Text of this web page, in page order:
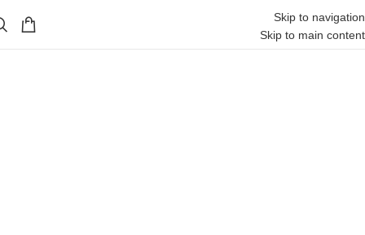
Skip to navigation
Skip to main content